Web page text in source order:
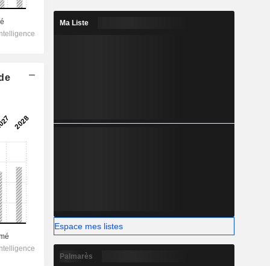
Ma Liste
Espace mes listes
Palmarès